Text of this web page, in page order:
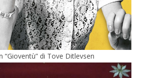
“Gioventù” di Tove Ditlevsen